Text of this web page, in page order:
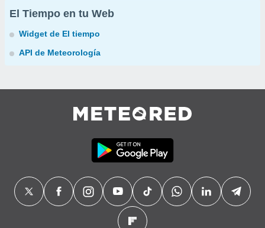
El Tiempo en tu Web
Widget de El tiempo
API de Meteorología